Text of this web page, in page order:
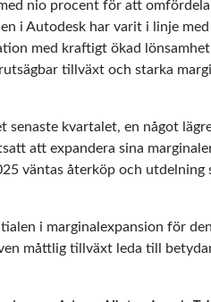
nio procent för att
i Autodesk har varit i linje med
med kraftigt ökad
tillväxt och starka
kvartalet, en något
att expandera sina
väntas återköp och utdelning
i marginalexpansion för
måttlig tillväxt leda till